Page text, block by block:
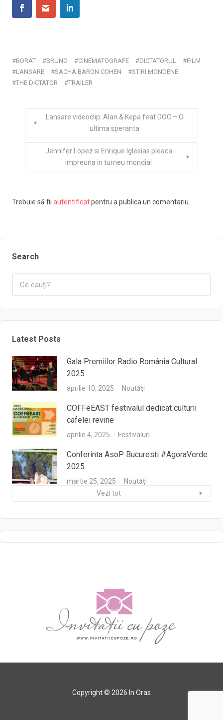
BORAT BRUNO CINEMATOGRAFE DICTATORUL
FILM
LANSARE
SACHA BARON COHEN
STIRI MONDENE
THE DICTATOR
TRAILER
Lansare videoclip: Alan & Kepa feat DOC – O
ultima speranta
Jennifer Lopez si Enrique Iglesias pleaca
impreuna in turneu mondial
Trebuie să fii autentificatpentru a publica un comentariu.
Search
Latest Posts
Gala Premiilor Radio România Cultural
2025
aprilie 10, 2025 Noutăți
COFFeEAST festivalul dedicat culturii
cafelei revine
aprilie 4, 2025 Festivaluri
Conferinta AsoP Bucuresti #AgoraVerde
2025
martie 25, 2025
Noutăți
Vezi tot
Copyright © 2026 In Oras